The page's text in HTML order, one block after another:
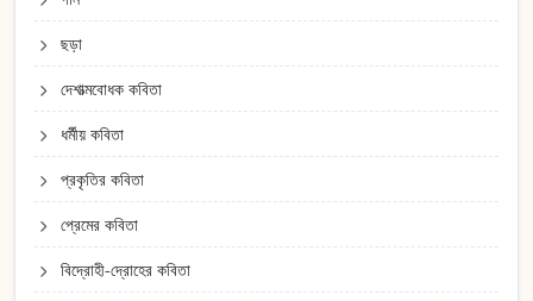
ছড়া
দেশাত্মবোধক কবিতা
ধর্মীয় কবিতা
প্রকৃতির কবিতা
প্রেমের কবিতা
বিদ্রোহী-দ্রোহের কবিতা